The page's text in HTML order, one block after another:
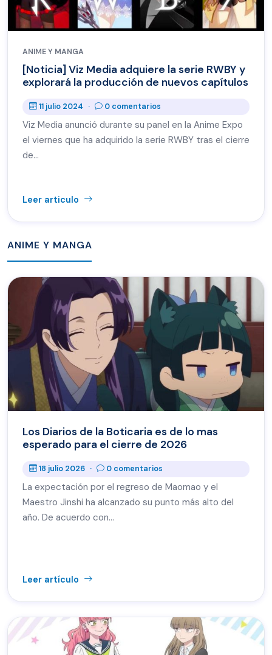
ANIME Y MANGA
[Noticia] Viz Media adquiere la serie RWBY y
explorará la producción de nuevos capítulos
11 julio 2024 · 0 comentarios
Viz Media anunció durante su panel en la Anime Expo
el viernes que ha adquirido la serie RWBY tras el cierre
de…
Leer articulo
ANIME Y MANGA
Los Diarios de la Boticaria es de lo mas
esperado para el cierre de 2026
18 julio 2026 · 0 comentarios
La expectación por el regreso de Maomao y el
Maestro Jinshi ha alcanzado su punto más alto del
año. De acuerdo con…
Leer artículo